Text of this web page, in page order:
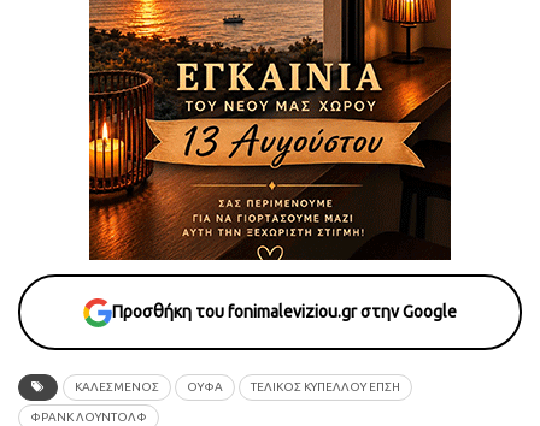
Προσθήκη του fonimaleviziou.gr στην Google
ΚΑΛΕΣΜΕΝΟΣ ΟΥΦΑ ΤΕΛΙΚΟΣ ΚΥΠΕΛΛΟΥ ΕΠΣΗ
ΦΡΑΝΚ ΛΟΥΝΤΟΛΦ